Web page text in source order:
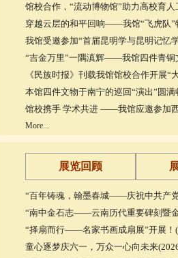
馆校合作，“流动博物馆”助力高校育人
穿越云层的和平回响——我馆“飞虎队”
我馆受邀参加“首届昆明学与昆明记忆
“吉金万里”一隅滇辉——我馆四件青铜
《民族时报》刊载我馆馆校合作开展“
本馆四件文物于南宁的巡回“演出”圆满
馆校携手 学术共进 ——我馆应邀参加
More...
展览回顾
“百年铸魂，翰墨春城——庆祝中共产
“南中金石志——云南历代重要碑刻暨
“择扇而行——名家书画成扇展”开展！
童心逐梦庆六一，万众一心向未来